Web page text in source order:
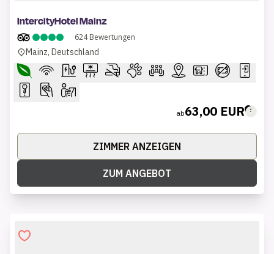
IntercityHotel Mainz
624 Bewertungen
Mainz, Deutschland
ab63,00 EUR
ZIMMER ANZEIGEN
ZUM ANGEBOT